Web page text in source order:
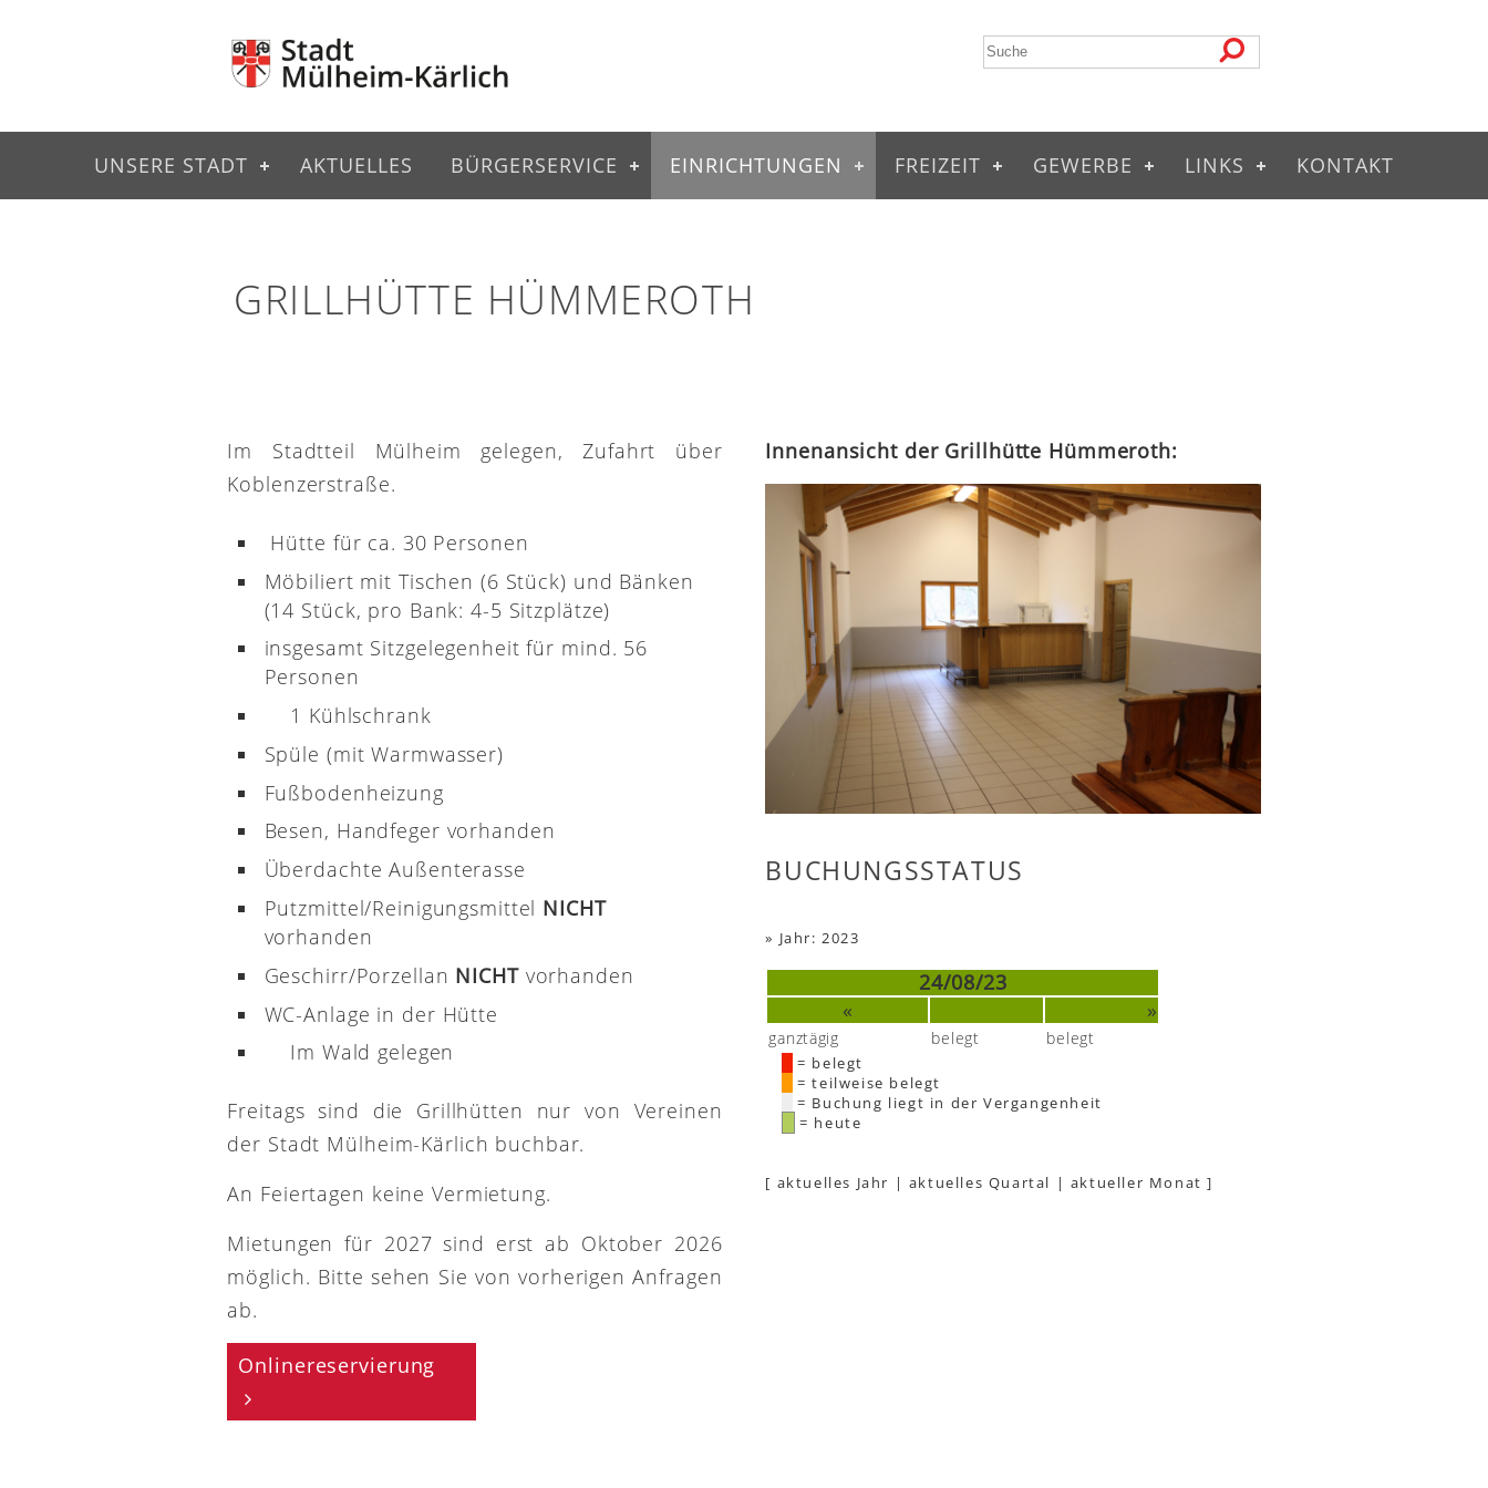
UNSERE STADT AKTUELLES BÜRGERSERVICE EINRICHTUNGEN FREIZEIT GEWERBE LINKS KONTAKT
GRILLHÜTTE HÜMMEROTH
Im Stadtteil Mülheim gelegen, Zufahrt über
Koblenzerstraße.
Hütte für ca. 30 Personen
Möbiliert mit Tischen (6 Stück) und Bänken
(14 Stück, pro Bank: 4-5 Sitzplätze)
insgesamt Sitzgelegenheit für mind. 56
Personen
1 Kühlschrank
Spüle (mit Warmwasser)
Fußbodenheizung
Besen, Handfeger vorhanden
Überdachte Außenterasse
Putzmittel/Reinigungsmittel NICHT
vorhanden
Geschirr/Porzellan NICHT vorhanden
WC-Anlage in der Hütte
Im Wald gelegen
Freitags sind die Grillhütten nur von Vereinen
der Stadt Mülheim-Kärlich buchbar.
An Feiertagen keine Vermietung.
Mietungen für 2027 sind erst ab Oktober 2026
möglich. Bitte sehen Sie von vorherigen Anfragen
ab.
Onlinereservierung
Innenansicht der Grillhütte Hümmeroth:
BUCHUNGSSTATUS
» Jahr: 2023
24/08/23
«
»
ganztägig belegt belegt
= belegt
= teilweise belegt
= Buchung liegt in der Vergangenheit
= heute
[ aktuelles Jahr | aktuelles Quartal | aktueller Monat ]